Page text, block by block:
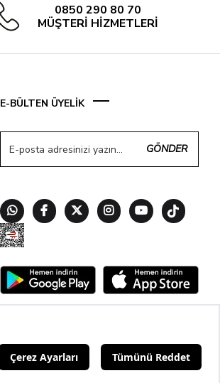
0850 290 80 70
MÜŞTERİ HİZMETLERİ
E-BÜLTEN ÜYELİK
GÖNDER